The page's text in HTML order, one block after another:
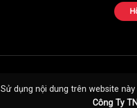
Sử dụng nội dung trên website
Công Ty